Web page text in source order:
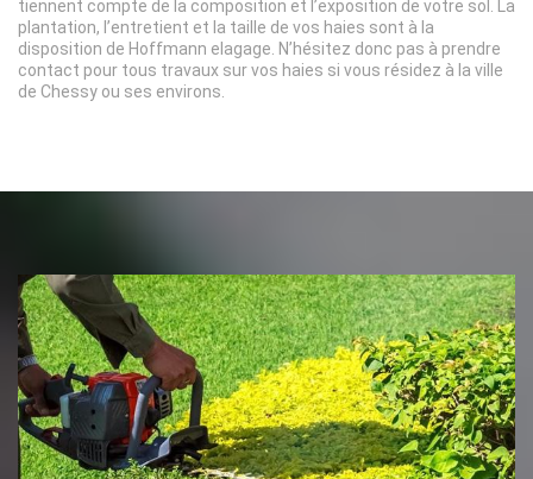
tiennent compte de la composition et l’exposition de votre sol. La
plantation, l’entretient et la taille de vos haies sont à la
disposition de Hoffmann elagage. N’hésitez donc pas à prendre
contact pour tous travaux sur vos haies si vous résidez à la ville
de Chessy ou ses environs.